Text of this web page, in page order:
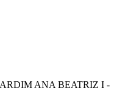
ANA BEATRIZ I -